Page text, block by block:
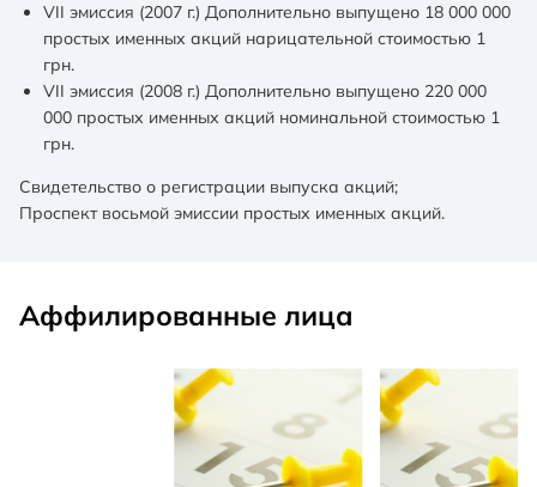
VII эмиссия (2007 г.) Дополнительно выпущено 18 000 000
простых именных акций нарицательной стоимостью 1
грн.
VII эмиссия (2008 г.) Дополнительно выпущено 220 000
000 простых именных акций номинальной стоимостью 1
грн.
Свидетельство о регистрации выпуска акций;
Проспект восьмой эмиссии простых именных акций.
Аффилированные лица